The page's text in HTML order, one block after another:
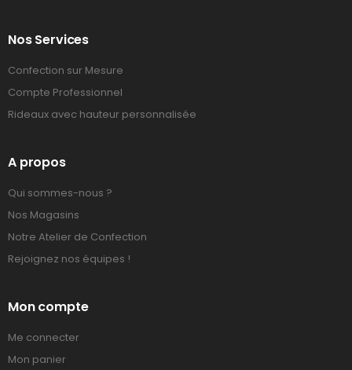
Nos Services
Confection sur Mesure
Compte Professionnel
Rideaux avec hauteur personnalisée
A propos
Qui sommes-nous ?
Nos Magasins
Notre Atelier de Confection
Rejoignez nos équipes !
Mon compte
Me connecter
Mon panier